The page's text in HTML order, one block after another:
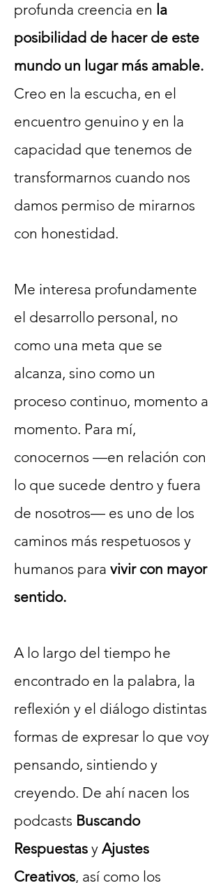
profunda creencia en la
posibilidad de hacer de este
mundo un lugar más amable.
Creo en la escucha, en el
encuentro genuino y en la
capacidad que tenemos de
transformarnos cuando nos
damos permiso de mirarnos
con honestidad.
Me interesa profundamente
el desarrollo personal, no
como una meta que se
alcanza, sino como un
proceso continuo, momento a
momento. Para mí,
conocernos —en relación con
lo que sucede dentro y fuera
de nosotros— es uno de los
caminos más respetuosos y
humanos para vivir con mayor
sentido.
A lo largo del tiempo he
encontrado en la palabra, la
reflexión y el diálogo distintas
formas de expresar lo que voy
pensando, sintiendo y
creyendo. De ahí nacen los
podcasts Buscando
Respuestas y Ajustes
Creativos, así como los